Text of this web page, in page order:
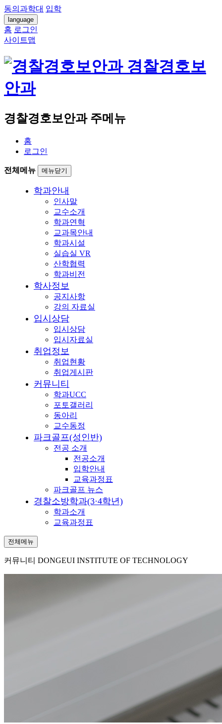
동의과학대 입학
language
홈 로그인
사이트맵
경찰경호보
안과
경찰경호보안과 주메뉴
홈
로그인
전체메뉴 메뉴닫기
학과안내
인사말
교수소개
학과연혁
교과목안내
학과시설
실습실 VR
산학협력
학과비전
학사정보
공지사항
강의 자료실
입시상담
입시상담
입시자료실
취업정보
취업현황
취업게시판
커뮤니티
학과UCC
포토갤러리
동아리
교수동정
파크골프(성인반)
전공 소개
전공소개
입학안내
교육과정표
파크골프 뉴스
경찰소방학과(3·4학년)
학과소개
교육과정표
전체메뉴
커뮤니티 DONGEUI INSTITUTE OF TECHNOLOGY